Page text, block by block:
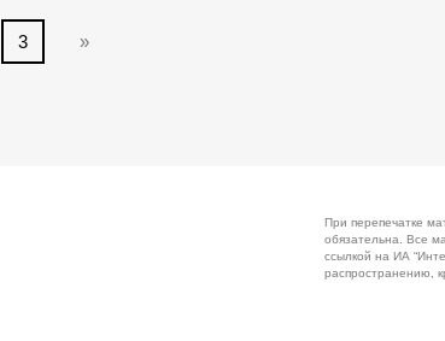
3 »
При перепечатке
обязательна. Все
ссылкой на ИА
распространению,